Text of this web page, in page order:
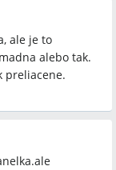
ale je to
alebo tak.
preliacene.